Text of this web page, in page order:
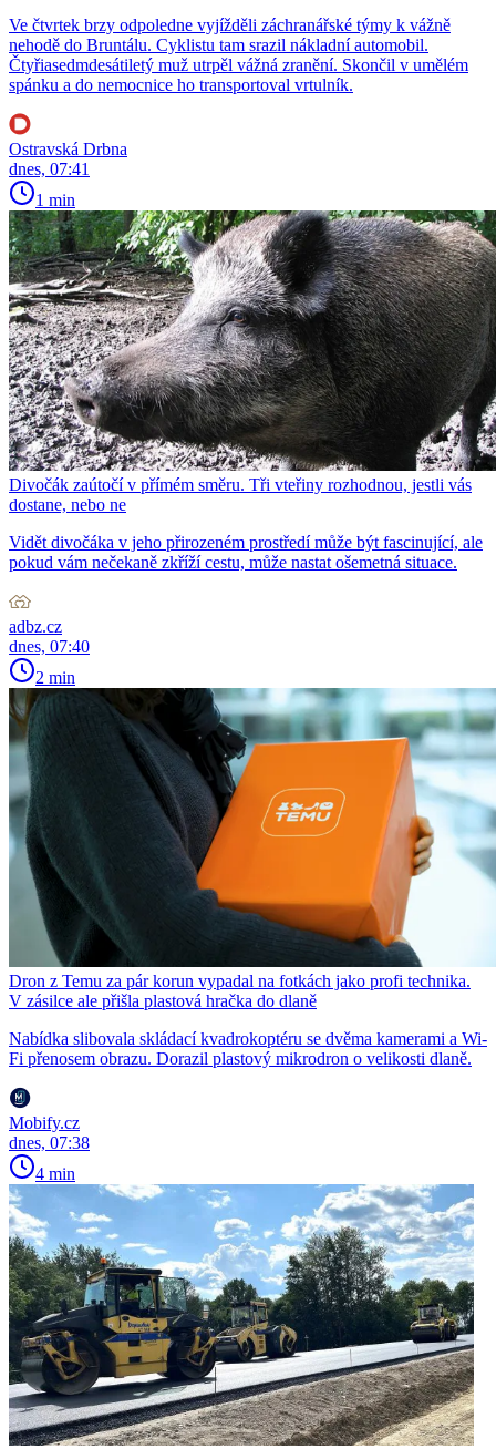
Ve čtvrtek brzy odpoledne vyjížděli záchranářské týmy k vážně
nehodě do Bruntálu. Cyklistu tam srazil nákladní automobil.
Čtyřiasedmdesátiletý muž utrpěl vážná zranění. Skončil v umělém
spánku a do nemocnice ho transportoval vrtulník.
Ostravská Drbna
dnes, 07:41
1 min
Divočák zaútočí v přímém směru. Tři vteřiny rozhodnou, jestli vás
dostane, nebo ne
Vidět divočáka v jeho přirozeném prostředí může být fascinující, ale
pokud vám nečekaně zkříží cestu, může nastat ošemetná situace.
adbz.cz
dnes, 07:40
2 min
Dron z Temu za pár korun vypadal na fotkách jako profi technika.
V zásilce ale přišla plastová hračka do dlaně
Nabídka slibovala skládací kvadrokoptéru se dvěma kamerami a Wi-
Fi přenosem obrazu. Dorazil plastový mikrodron o velikosti dlaně.
Mobify.cz
dnes, 07:38
4 min